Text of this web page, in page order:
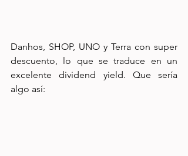
Danhos, SHOP, UNO y Terra con super
descuento, lo que se traduce en un
excelente dividend yield. Que sería
algo así: